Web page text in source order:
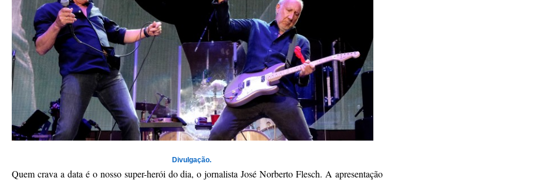
Divulgação.
Quem crava a data é o nosso super-herói do dia, o jornalista José Norberto Flesch. A apresentação